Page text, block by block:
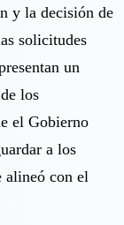
y la decisión de
solicitudes
un
los
el Gobierno
a los
alineó con el